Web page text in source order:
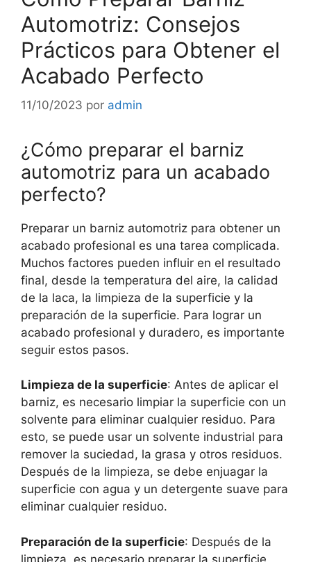
Automotriz: Consejos
Prácticos para Obtener el
Acabado Perfecto
11/10/2023 por admin
¿Cómo preparar el barniz
automotriz para un acabado
perfecto?
Preparar un barniz automotriz para obtener un
acabado profesional es una tarea complicada.
Muchos factores pueden influir en el resultado
final, desde la temperatura del aire, la calidad
de la laca, la limpieza de la superficie y la
preparación de la superficie. Para lograr un
acabado profesional y duradero, es importante
seguir estos pasos.
Limpieza de la superficie: Antes de aplicar el
barniz, es necesario limpiar la superficie con un
solvente para eliminar cualquier residuo. Para
esto, se puede usar un solvente industrial para
remover la suciedad, la grasa y otros residuos.
Después de la limpieza, se debe enjuagar la
superficie con agua y un detergente suave para
eliminar cualquier residuo.
Preparación de la superficie: Después de la
limpieza, es necesario preparar la superficie